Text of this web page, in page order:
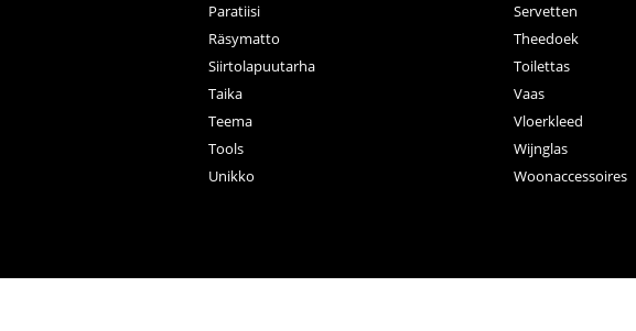
Paratiisi
Räsymatto
Siirtolapuutarha
Taika
Teema
Tools
Unikko
Servetten
Theedoek
Toilettas
Vaas
Vloerkleed
Wijnglas
Woonaccessoires